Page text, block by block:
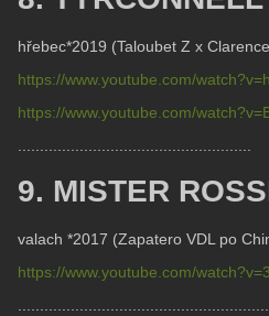
hřebec*2019 (Taloubet Z x
https://www.youtube.com/
https://www.youtube.com/
9. MISTER
valach *2017 (Zapatero VDL po
https://www.youtube.com/